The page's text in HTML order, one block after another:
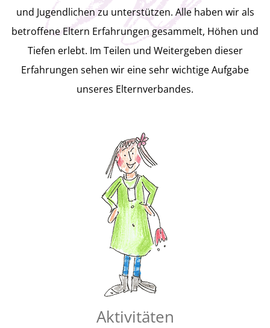
Der Verband ist auf Spenden
angewiesen, denn in jeder Generation
gibt es Eltern, die Unterstützung
benötigen!
Wir freuen uns über jede Spende, die
den Fortbestand des Vereins sichert!
und Jugendlichen zu unterstützen. Alle haben wir als
betroffene Eltern Erfahrungen gesammelt, Höhen und
Tiefen erlebt. Im Teilen und Weitergeben dieser
Erfahrungen sehen wir eine sehr wichtige Aufgabe
unseres Elternverbandes.
Aktivitäten